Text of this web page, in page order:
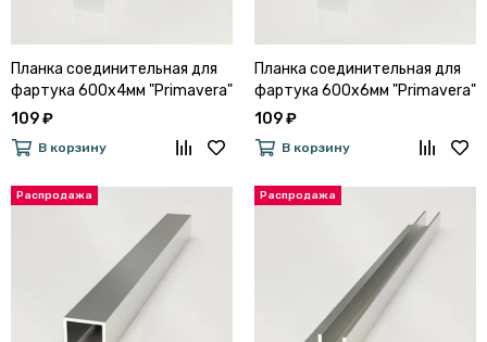
Планка соединительная для
фартука 600х4мм "Primavera"
(Металл Серебристый)
109 ₽
В корзину
Планка соединительная для
фартука 600х6мм "Primavera"
(Металл Серебристый)
109 ₽
В корзину